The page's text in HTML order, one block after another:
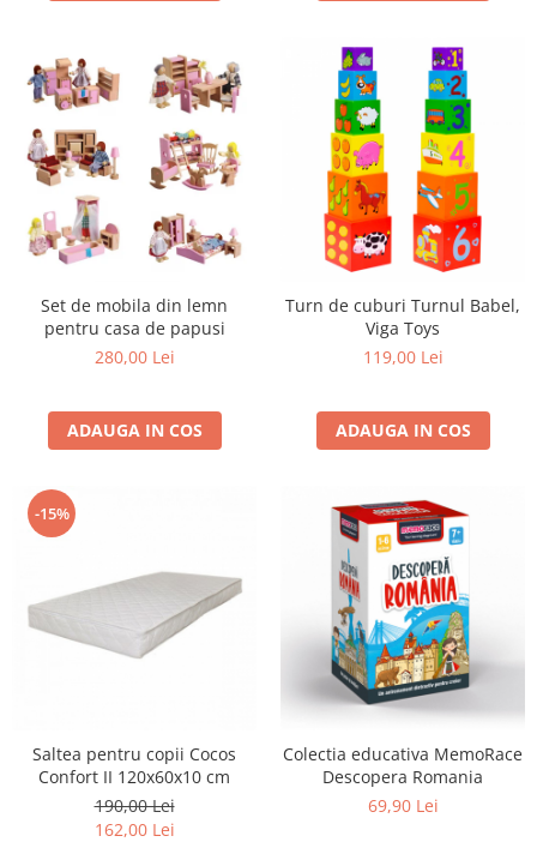
Set de mobila din lemn
pentru casa de papusi
280,00 Lei
ADAUGA IN COS
Turn de cuburi Turnul Babel,
Viga Toys
119,00 Lei
ADAUGA IN COS
-15%
Saltea pentru copii Cocos
Confort II 120x60x10 cm
190,00 Lei
162,00 Lei
Colectia educativa MemoRace
Descopera Romania
69,90 Lei